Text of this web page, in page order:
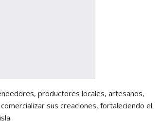
productores locales, artesanos,
sus creaciones, fortaleciendo el